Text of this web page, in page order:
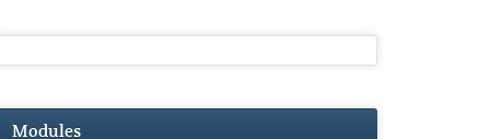
Modules